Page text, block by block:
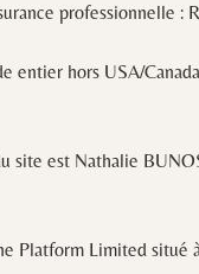
professionnelle :
entier hors USA/Canada
site est Nathalie
Platform Limited situé